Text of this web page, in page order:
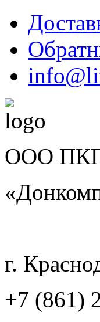
ООО
г.
+7 (861)